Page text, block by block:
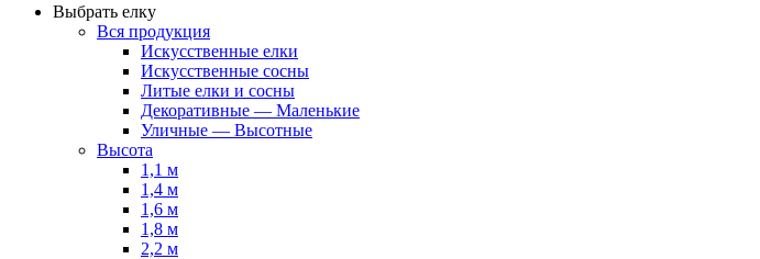
Выбрать елку
Вся продукция
Искусственные елки
Искусственные сосны
Литые елки и сосны
Декоративные — Маленькие
Уличные — Высотные
Высота
1,1 м
1,4 м
1,6 м
1,8 м
2,2 м